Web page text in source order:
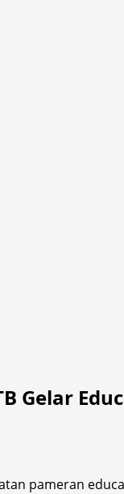
Gelar
pameran